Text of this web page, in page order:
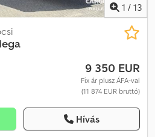
1 / 13
9 350 EUR
Fix ár plusz ÁFA-val
(11 874 EUR bruttó)
Hívás